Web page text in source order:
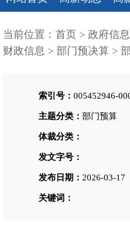
当前位置： 首页 > 政府信
财政信息 > 部门预决算 >
索引号： 005452946-
主题分类： 部门预算
体裁分类：
发文字号：
发布日期： 2026-03-17
关键词：